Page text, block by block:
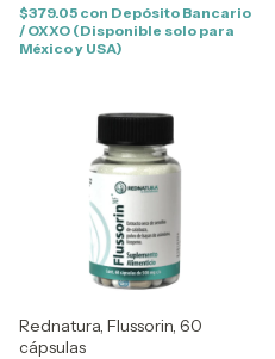
$379.05 con Depósito Bancario
/ OXXO (Disponible solo para
México y USA)
Rednatura, Flussorin, 60
cápsulas